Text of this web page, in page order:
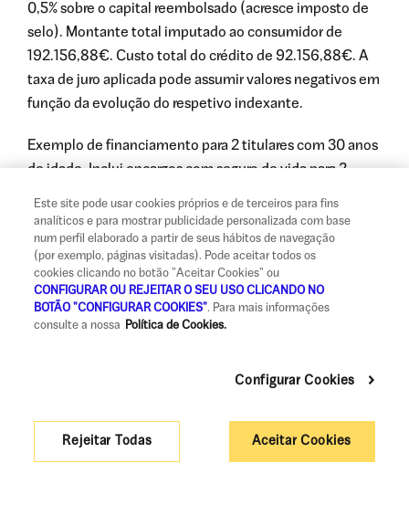
0,5% sobre o capital reembolsado (acresce imposto de
selo). Montante total imputado ao consumidor de
192.156,88€. Custo total do crédito de 92.156,88€. A
taxa de juro aplicada pode assumir valores negativos em
função da evolução do respetivo indexante.
Exemplo de financiamento para 2 titulares com 30 anos
de idade. Inclui encargos com seguro de vida para 2
multirriscos obrigatório de 183,24€ (valor médio anual),
comissão de abertura de 312,00€ (inclui imposto de
selo), comissão de preparação de documentação
contratual de 416,00€ (inclui imposto de selo),
comissão de avaliação de 234,00€ (inclui imposto de
de solicitadoria de 307,50€ (inclui IVA).
Este site pode usar cookies próprios e de terceiros para fins
analíticos e para mostrar publicidade personalizada com base
num perfil elaborado a partir de seus hábitos de navegação
(por exemplo, páginas visitadas). Pode aceitar todos os
cookies clicando no botão "Aceitar Cookies" ou
CONFIGURAR OU REJEITAR O SEU USO CLICANDO NO
BOTÃO "CONFIGURAR COOKIES". Para mais informações
consulte a nossa
Política de Cookies.
Aceitar Cookies
Rejeitar Todas
Configurar Cookies